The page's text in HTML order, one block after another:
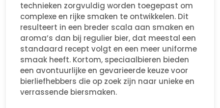
technieken zorgvuldig worden toegepast om
complexe en rijke smaken te ontwikkelen. Dit
resulteert in een breder scala aan smaken en
aroma’s dan bij regulier bier, dat meestal een
standaard recept volgt en een meer uniforme
smaak heeft. Kortom, speciaalbieren bieden
een avontuurlijke en gevarieerde keuze voor
bierliefhebbers die op zoek zijn naar unieke en
verrassende biersmaken.